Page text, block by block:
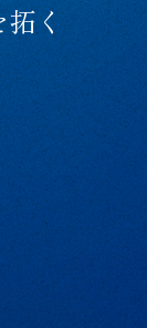
拓く